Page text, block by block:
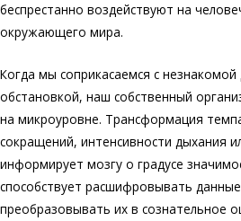
беспрестанно воздействуют на
окружающего мира.
Когда мы соприкасаемся с
обстановкой, наш собственный
на микроуровне. Трансформация
сокращений, интенсивности дыхания
информирует мозгу о градусе
способствует расшифровывать
преобразовывать их в сознательное